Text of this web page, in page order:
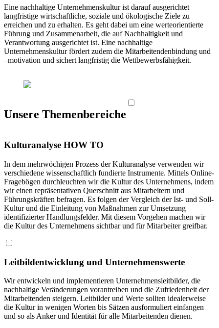
Eine nachhaltige Unternehmenskultur ist darauf ausgerichtet
langfristige wirtschaftliche, soziale und ökologische Ziele zu
erreichen und zu erhalten. Es geht dabei um eine werteorientierte
Führung und Zusammenarbeit, die auf Nachhaltigkeit und
Verantwortung ausgerichtet ist. Eine nachhaltige
Unternehmenskultur fördert zudem die Mitarbeitendenbindung und
–motivation und sichert langfristig die Wettbewerbsfähigkeit.
Unsere Themenbereiche
Kulturanalyse HOW TO
In dem mehrwöchigen Prozess der Kulturanalyse verwenden wir
verschiedene wissenschaftlich fundierte Instrumente. Mittels Online-
Fragebögen durchleuchten wir die Kultur des Unternehmens, indem
wir einen repräsentativen Querschnitt aus Mitarbeitern und
Führungskräften befragen. Es folgen der Vergleich der Ist- und Soll-
Kultur und die Einleitung von Maßnahmen zur Umsetzung
identifizierter Handlungsfelder. Mit diesem Vorgehen machen wir
die Kultur des Unternehmens sichtbar und für Mitarbeiter greifbar.
Leitbildentwicklung und Unternehmenswerte
Wir entwickeln und implementieren Unternehmensleitbilder, die
nachhaltige Veränderungen vorantreiben und die Zufriedenheit der
Mitarbeitenden steigern. Leitbilder und Werte sollten idealerweise
die Kultur in wenigen Worten bis Sätzen ausformuliert einfangen
und so als Anker und Identität für alle Mitarbeitenden dienen.